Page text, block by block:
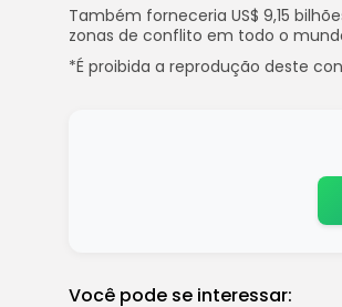
Também forneceria US$ 9,15
zonas de conflito em todo o
*É proibida a reprodução deste
Você pode se interessar: